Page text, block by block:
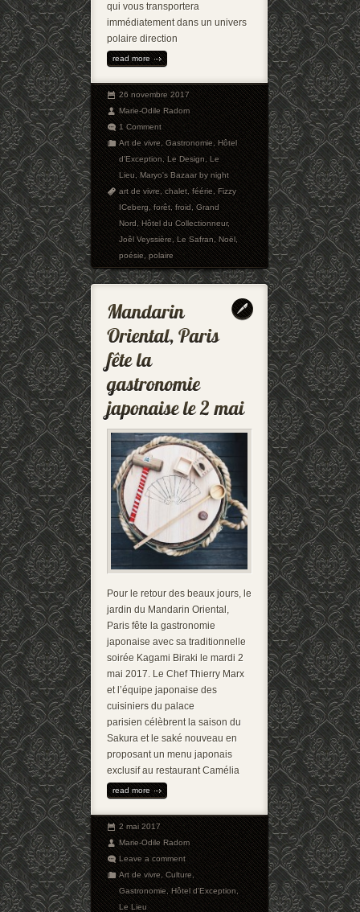
qui vous transportera
immédiatement dans un univers
polaire direction
read more
26 novembre 2017
Marie-Odile Radom
1 Comment
Art de vivre,Gastronomie,Hôtel
d'Exception,Le Design,Le
Lieu,Maryo's Bazaar by night
art de vivre,chalet,féérie,Fizzy
ICeberg,forêt,froid,Grand
Nord,Hôtel du Collectionneur,
Joêl Veyssière,Le Safran,Noël,
poésie,polaire
Pour le retour des beaux jours, le
jardin du Mandarin Oriental,
Paris fête la gastronomie
japonaise avec sa traditionnelle
soirée Kagami Biraki le mardi 2
mai 2017. Le Chef Thierry Marx
et l’équipe japonaise des
cuisiniers du palace
parisien célèbrent la saison du
Sakura et le saké nouveau en
proposant un menu japonais
exclusif au restaurant Camélia
read more
2 mai 2017
Marie-Odile Radom
Leave a comment
Art de vivre,Culture,
Gastronomie,Hôtel d'Exception,
Le Lieu